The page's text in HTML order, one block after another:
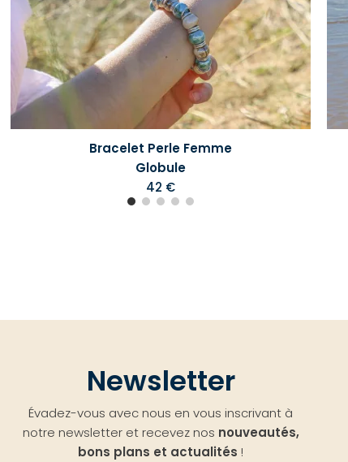
Bracelet Perle Femme
Globule
42 €
Newsletter
Évadez-vous avec nous en vous inscrivant à
notre newsletter et recevez nos nouveautés,
bons plans et actualités !